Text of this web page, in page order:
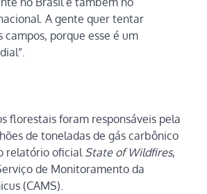
A gente quer tentar
campos, porque esse é um
florestais foram responsáveis pela
de toneladas de gás carbônico
relatório oficial State of Wildfires,
de Monitoramento da
(CAMS).